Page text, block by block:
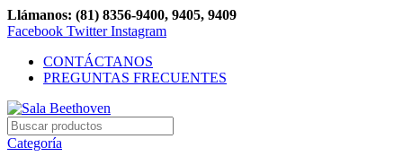
Llámanos: (81) 8356-9400, 9405, 9409
Facebook Twitter Instagram
CONTÁCTANOS
PREGUNTAS FRECUENTES
Categoría